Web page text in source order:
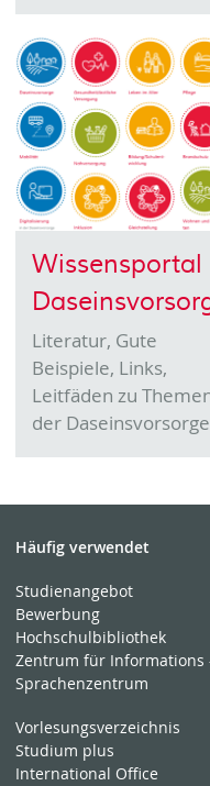
Wissensportal
Literatur, Gute
Beispiele, Links,
Leitfäden zu
der Daseinsvorsorge
Häufig verwendet
Studienangebot
Bewerbung
Hochschulbibliothek
Zentrum für Informations
Sprachenzentrum
Vorlesungsverzeichnis
Studium plus
International Office